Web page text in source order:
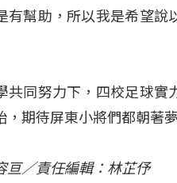
有幫助，所以我是希望說
共同努力下，四校足球實
，期待屏東小將們都朝著
亘／責任編輯：林芷伃